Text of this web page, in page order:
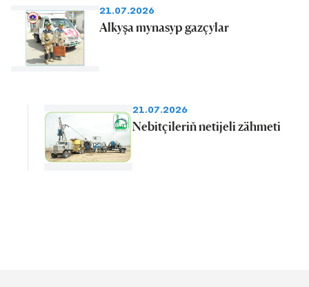
21.07.2026
Alkyşa mynasyp gazçylar
21.07.2026
Nebitçileriň netijeli zähmeti